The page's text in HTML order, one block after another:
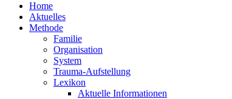
Home
Aktuelles
Methode
Familie
Organisation
System
Trauma-Aufstellung
Lexikon
Aktuelle Informationen